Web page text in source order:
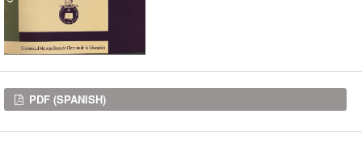
Downloads
PDF (SPANISH)